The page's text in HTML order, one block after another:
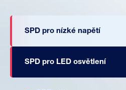
SPD pro nízké napětí
SPD pro LED osvětlení